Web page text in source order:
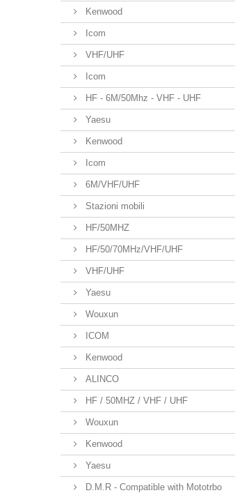
Kenwood
Icom
VHF/UHF
Icom
HF - 6M/50Mhz - VHF - UHF
Yaesu
Kenwood
Icom
6M/VHF/UHF
Stazioni mobili
HF/50MHZ
HF/50/70MHz/VHF/UHF
VHF/UHF
Yaesu
Wouxun
ICOM
Kenwood
ALINCO
HF / 50MHZ / VHF / UHF
Wouxun
Kenwood
Yaesu
D.M.R - Compatible with Mototrbo